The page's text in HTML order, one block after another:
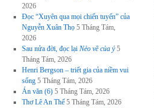
2026
Đọc “Xuyên qua mọi chiến tuyến” của
Nguyễn Xuân Thọ 5 Tháng Tám,
2026
Sau nửa đời, đọc lại Nẻo về của ý 5
Tháng Tám, 2026
Henri Bergson – triết gia của niềm vui
sống 5 Tháng Tám, 2026
Án văn (6) 5 Tháng Tám, 2026
Thơ Lê An Thế 5 Tháng Tám, 2026